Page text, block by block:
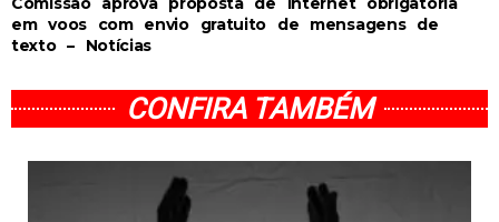
em voos com envio gratuito de mensagens de
texto – Notícias
CONFIRA TAMBÉM